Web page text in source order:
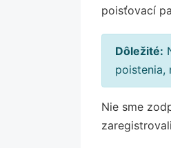
poisťovací
Dôležité:
poistenia,
Nie sme